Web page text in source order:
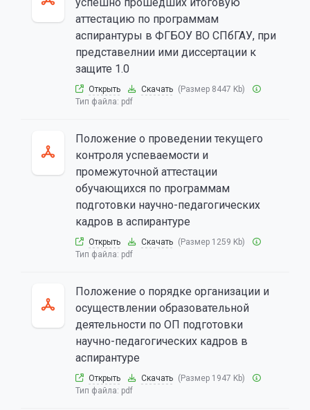
аттестацию по программам
аспирантуры в ФГБОУ ВО СПбГАУ, при
представелнии ими диссертации к
защите 1.0
Открыть Скачать (Размер 8447 Kb)
Тип файла: pdf
Положение о проведении текущего
контроля успеваемости и
промежуточной аттестации
обучающихся по программам
подготовки научно-педагогических
кадров в аспирантуре
Открыть Скачать (Размер 1259 Kb)
Тип файла: pdf
Положение о порядке организации и
осуществлении образовательной
деятельности по ОП подготовки
научно-педагогических кадров в
аспирантуре
Открыть Скачать (Размер 1947 Kb)
Тип файла: pdf